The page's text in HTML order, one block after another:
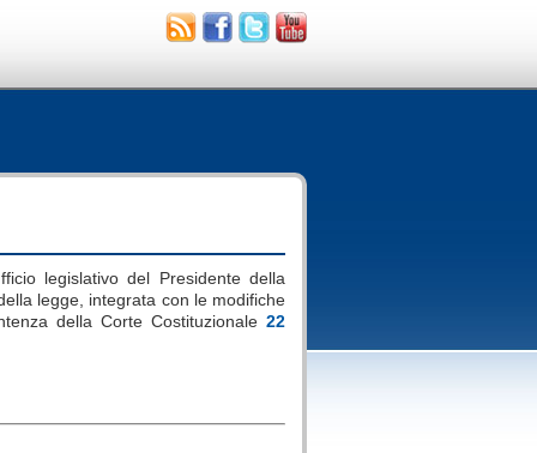
legislativo del Presidente della
legge, integrata con le modifiche
della Corte Costituzionale 22